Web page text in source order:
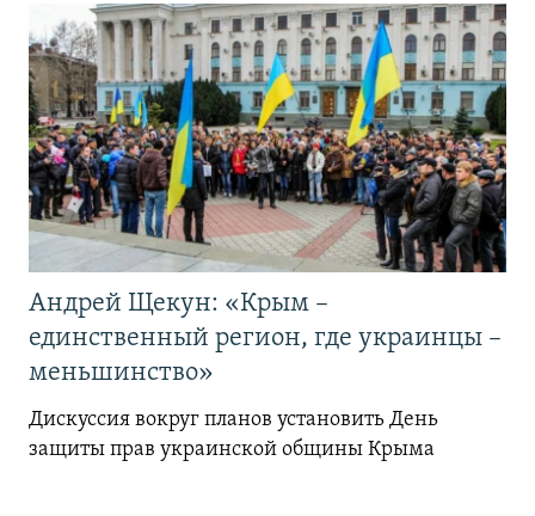
Андрей Щекун: «Крым –
единственный регион, где украинцы –
меньшинство»
Дискуссия вокруг планов установить День
защиты прав украинской общины Крыма